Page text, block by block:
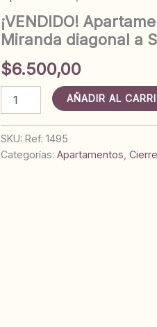
¡VENDIDO!
Miranda diagonal a
$6.500,00
Apartamento
9
El
AÑADIR AL
SKU: Ref: 1495
Categorías: Apartamentos